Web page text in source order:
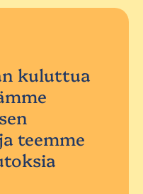
kuluttua
teemme